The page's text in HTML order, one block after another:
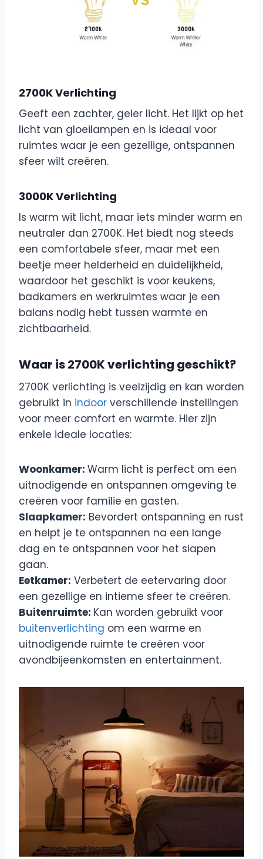
2700K Verlichting
Geeft een zachter, geler licht. Het lijkt op het
licht van gloeilampen en is ideaal voor
ruimtes waar je een gezellige, ontspannen
sfeer wilt creëren.
3000K Verlichting
Is warm wit licht, maar iets minder warm en
neutraler dan 2700K. Het biedt nog steeds
een comfortabele sfeer, maar met een
beetje meer helderheid en duidelijkheid,
waardoor het geschikt is voor keukens,
badkamers en werkruimtes waar je een
balans nodig hebt tussen warmte en
zichtbaarheid.
Waar is 2700K verlichting geschikt?
2700K verlichting is veelzijdig en kan worden
gebruikt in indoor verschillende instellingen
voor meer comfort en warmte. Hier zijn
enkele ideale locaties:
Woonkamer: Warm licht is perfect om een
uitnodigende en ontspannen omgeving te
creëren voor familie en gasten.
Slaapkamer: Bevordert ontspanning en rust
en helpt je te ontspannen na een lange
dag en te ontspannen voor het slapen
gaan.
Eetkamer: Verbetert de eetervaring door
een gezellige en intieme sfeer te creëren.
Buitenruimte: Kan worden gebruikt voor
buitenverlichting om een warme en
uitnodigende ruimte te creëren voor
avondbijeenkomsten en entertainment.